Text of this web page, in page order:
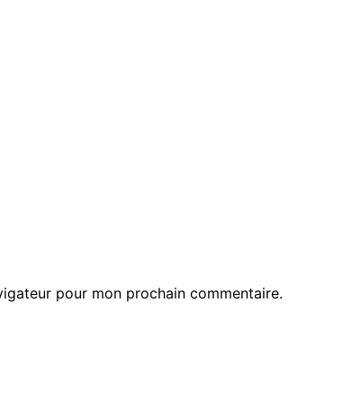
pour mon prochain commentaire.